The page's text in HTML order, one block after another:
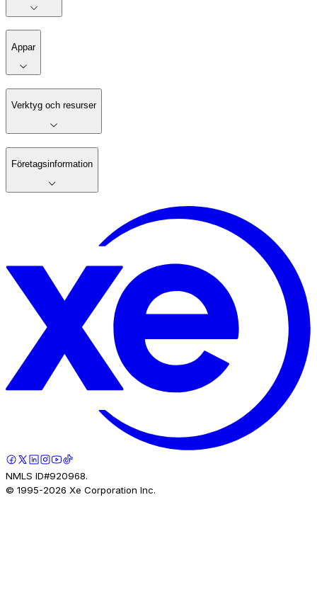
Appar
Verktyg och resurser
Företagsinformation
NMLS ID#920968.
© 1995-2026 Xe Corporation Inc.